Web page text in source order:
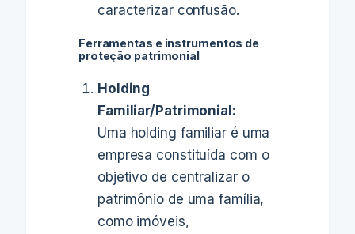
caracterizar confusão.
Ferramentas e instrumentos de
proteção patrimonial
Holding
Familiar/Patrimonial:
Uma holding familiar é uma
empresa constituída com o
objetivo de centralizar o
patrimônio de uma família,
como imóveis,